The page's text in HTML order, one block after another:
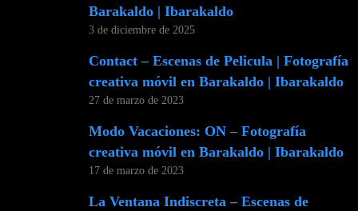
Barakaldo | Ibarakaldo
3 de diciembre de 2025
Contact – Escenas de Pelicula | Fotografía
creativa móvil en Barakaldo | Ibarakaldo
27 de marzo de 2023
Modo Vacaciones: ON – Fotografía
creativa móvil en Barakaldo | Ibarakaldo
17 de marzo de 2023
La Ventana Indiscreta – Escenas de